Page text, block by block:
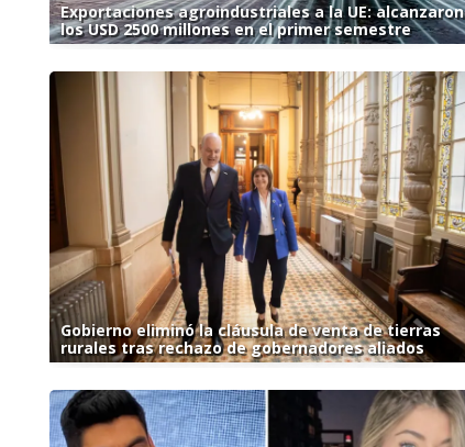
Exportaciones agroindustriales a la UE: alcanzaron
los USD 2500 millones en el primer semestre
Gobierno eliminó la cláusula de venta de tierras
rurales tras rechazo de gobernadores aliados